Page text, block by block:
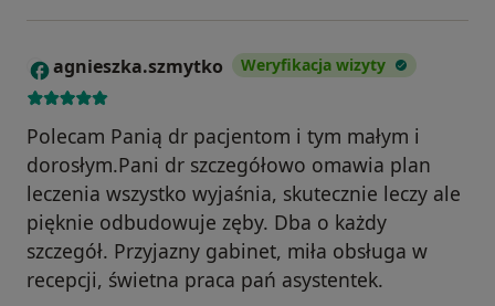
A agnieszka.szmytko Weryfikacja wizyty
Polecam Panią dr pacjentom i tym małym i
dorosłym.Pani dr szczegółowo omawia plan
leczenia wszystko wyjaśnia, skutecznie leczy ale
pięknie odbudowuje zęby. Dba o każdy
szczegół. Przyjazny gabinet, miła obsługa w
recepcji, świetna praca pań asystentek.